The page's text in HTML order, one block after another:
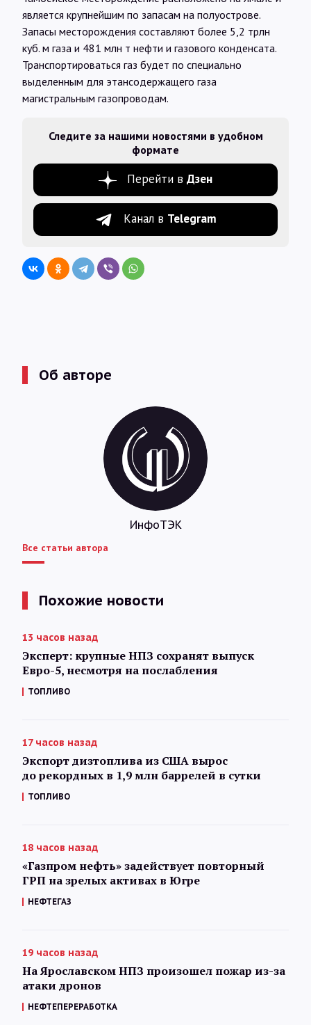
является крупнейшим по запасам на полуострове.
Запасы месторождения составляют более 5,2 трлн
куб. м газа и 481 млн т нефти и газового конденсата.
Транспортироваться газ будет по специально
выделенным для этансодержащего газа
магистральным газопроводам.
Следите за нашими новостями в удобном
формате
Перейти в Дзен
Канал в Telegram
Об авторе
ИнфоТЭК
Все статьи автора
Похожие новости
13 часов назад
Эксперт: крупные НПЗ сохранят выпуск
Евро-5, несмотря на послабления
ТОПЛИВО
17 часов назад
Экспорт дизтоплива из США вырос
до рекордных в 1,9 млн баррелей в сутки
ТОПЛИВО
18 часов назад
«Газпром нефть» задействует повторный
ГРП на зрелых активах в Югре
НЕФТЕГАЗ
19 часов назад
На Ярославском НПЗ произошел пожар из-за
атаки дронов
НЕФТЕПЕРЕРАБОТКА